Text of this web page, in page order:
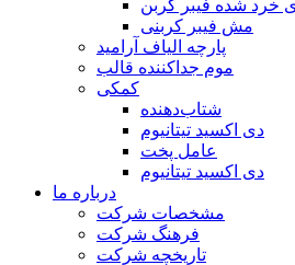
خرد شده فیبر کربن
مش فیبر کربنی
پارچه الیاف آرامید
موم جداکننده قالب
کمکی
شتاب‌دهنده
دی اکسید تیتانیوم
عامل پخت
دی اکسید تیتانیوم
درباره ما
مشخصات شرکت
فرهنگ شرکت
تاریخچه شرکت